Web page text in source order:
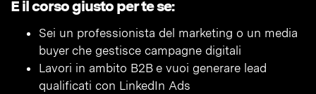
È il corso giusto per te se:
Sei un professionista del marketing o un media
buyer che gestisce campagne digitali
Lavori in ambito B2B e vuoi generare lead
qualificati con LinkedIn Ads